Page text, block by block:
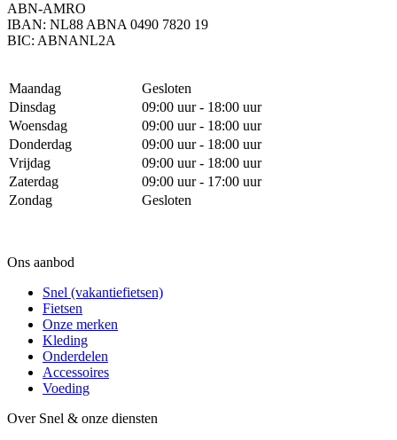
ABN-AMRO
IBAN: NL88 ABNA 0490 7820 19
BIC: ABNANL2A
Maandag
Gesloten
Dinsdag
09:00 uur - 18:00 uur
Woensdag
09:00 uur - 18:00 uur
Donderdag
09:00 uur - 18:00 uur
Vrijdag
09:00 uur - 18:00 uur
Zaterdag
09:00 uur - 17:00 uur
Zondag
Gesloten
Ons aanbod
Snel (vakantiefietsen)
Fietsen
Onze merken
Kleding
Onderdelen
Accessoires
Voeding
Over Snel & onze diensten